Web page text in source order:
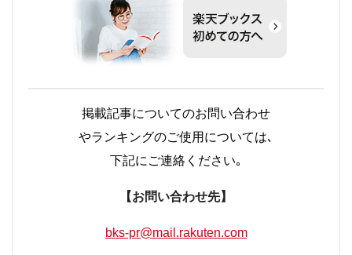
掲載記事についてのお問い合わせ
やランキングのご使用については､
下記にご連絡ください｡
【お問い合わせ先】
bks-pr@mail.rakuten.com